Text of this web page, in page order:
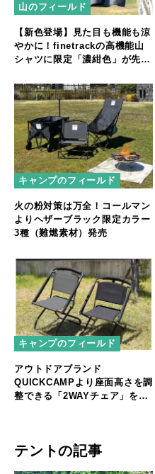
山のフィールド
【新色登場】見た目も機能も涼
やかに！finetrackの高機能山
シャツに限定「濃紺色」が先行
キャンプのフィールド
火の粉対策は万全！コールマン
よりヘザーブラック限定カラー
3種（難燃素材）発売
キャンプのフィールド
アウトドアブランド
QUICKCAMPより座面高さを調
整できる「2WAYチェア」を発
テントの記事